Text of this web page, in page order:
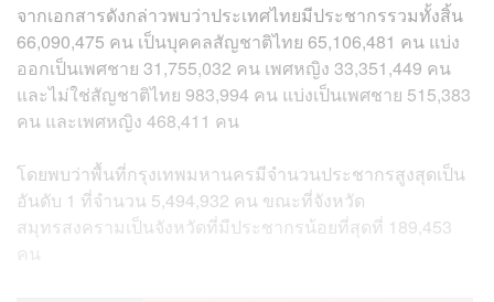
จากเอกสารดังกล่าวพบว่าประเทศไทยมีประชากรรวมทั้งสิ้น
66,090,475 คน เป็นบุคคลสัญชาติไทย 65,106,481 คน แบ่ง
ออกเป็นเพศชาย 31,755,032 คน เพศหญิง 33,351,449 คน
และไม่ใช่สัญชาติไทย 983,994 คน แบ่งเป็นเพศชาย 515,383
คน และเพศหญิง 468,411 คน
โดยพบว่าพื้นที่กรุงเทพมหานครมีจำนวนประชากรสูงสุดเป็น
อันดับ 1 ที่จำนวน 5,494,932 คน ขณะที่จังหวัด
สมุทรสงครามเป็นจังหวัดที่มีประชากรน้อยที่สุดที่ 189,453